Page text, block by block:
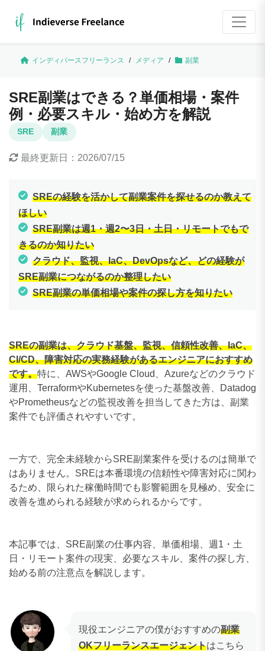
インディバースフリーランス / メディア / 副業
SRE副業はできる？単価相場・案件
例・必要スキル・始め方を解説
SRE 副業
最終更新日： 2026/07/15
SREの経験を活かして副業案件を探せるのか教えて
ほしい
SRE副業は週1・週2〜3日・土日・リモートでもで
きるのか知りたい
クラウド、監視、IaC、DevOpsなど、どの経験が
SRE副業につながるのか整理したい
SRE副業の単価相場や案件の探し方を知りたい
SREの副業は、クラウド基盤、監視、信頼性改善、IaC、
CI/CD、障害対応の実務経験があるエンジニアにおすすめ
です。特に、AWSやGoogle Cloud、Azureなどのクラウド
運用、TerraformやKubernetesを使った基盤改善、Datadog
やPrometheusなどの監視改善を担当してきた方は、副業
案件でも評価されやすいです。
一方で、完全未経験からSRE副業案件を受けるのは簡単で
はありません。SREは本番環境の信頼性や障害対応に関わ
るため、限られた稼働時間でも影響範囲を見極め、安全に
改善を進められる経験が求められるからです。
本記事では、SRE副業の仕事内容、単価相場、週1・土
日・リモート案件の現実、必要なスキル、案件の探し方、
始める前の注意点を解説します。
現役エンジニアの僕がおすすめの副業
OKフリーランスエージェントはこちら